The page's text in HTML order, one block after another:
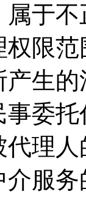
于
限
产生
事委
理
服